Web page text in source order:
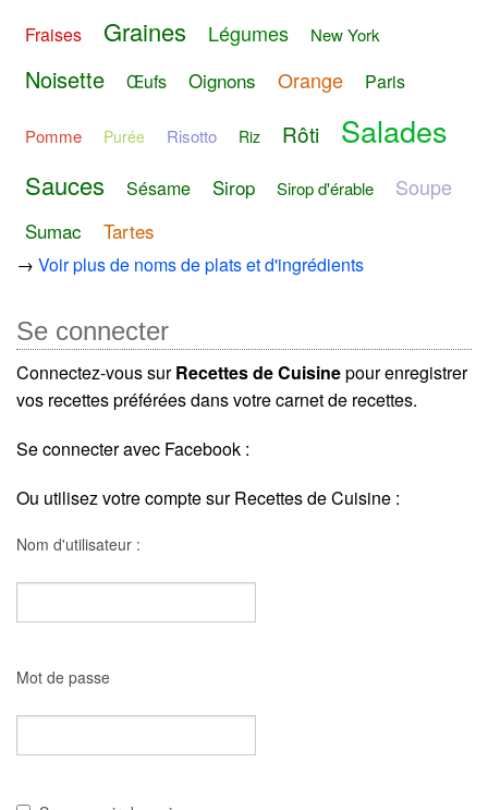
Fraises Graines Légumes New York
Noisette Œufs Oignons Orange Paris
Pomme Purée Risotto Riz Rôti Salades
Sauces Sésame Sirop Sirop d'érable Soupe
Sumac Tartes
→ Voir plus de noms de plats et d'ingrédients
Se connecter
Connectez-vous surRecettes de Cuisinepour enregistrer
vos recettes préférées dans votre carnet de recettes.
Se connecter avec Facebook :
Ou utilisez votre compte sur Recettes de Cuisine :
Nom d'utilisateur :
Mot de passe